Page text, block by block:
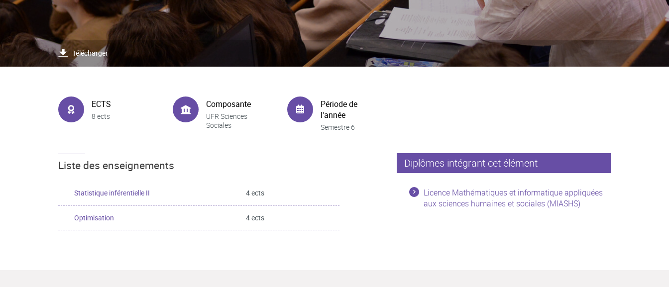
Télécharger
ECTS
8 ects
Composante
UFR Sciences
Sociales
Période de
l'année
Semestre 6
Liste des enseignements
Statistique inférentielle II 4 ects
Optimisation 4 ects
Diplômes intégrant cet élément
Licence Mathématiques et informatique appliquées
aux sciences humaines et sociales (MIASHS)